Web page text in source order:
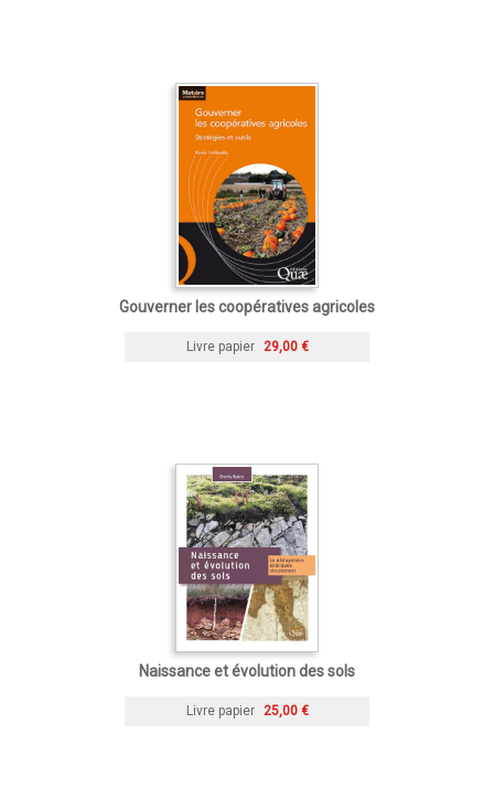
Gouverner les coopératives agricoles
Livre papier 29,00 €
Naissance et évolution des sols
Livre papier 25,00 €